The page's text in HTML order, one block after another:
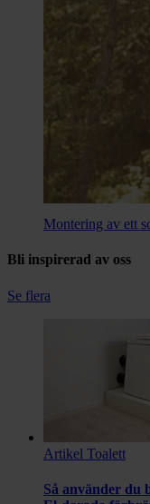
Montering av ett
Bli inspirerad av oss
Se flera
Artikel Toalett
Så använder du